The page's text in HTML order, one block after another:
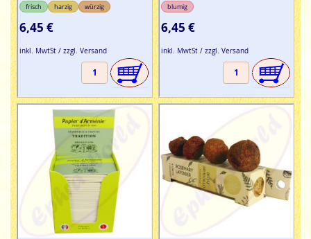
frisch harzig würzig
6,45 €
inkl. MwtSt / zzgl. Versand
blumig
6,45 €
inkl. MwtSt / zzgl. Versand